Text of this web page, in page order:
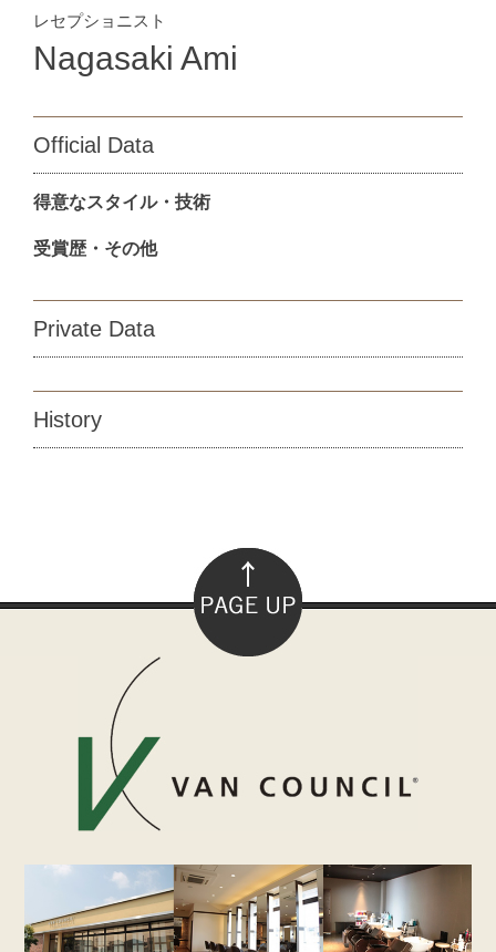
レセプショニスト
Nagasaki Ami
Official Data
得意なスタイル・技術
受賞歴・その他
Private Data
History